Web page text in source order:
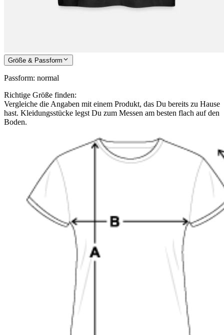
Größe & Passform
Passform: normal
Richtige Größe finden:
Vergleiche die Angaben mit einem Produkt, das Du bereits zu Hause
hast. Kleidungsstücke legst Du zum Messen am besten flach auf den
Boden.